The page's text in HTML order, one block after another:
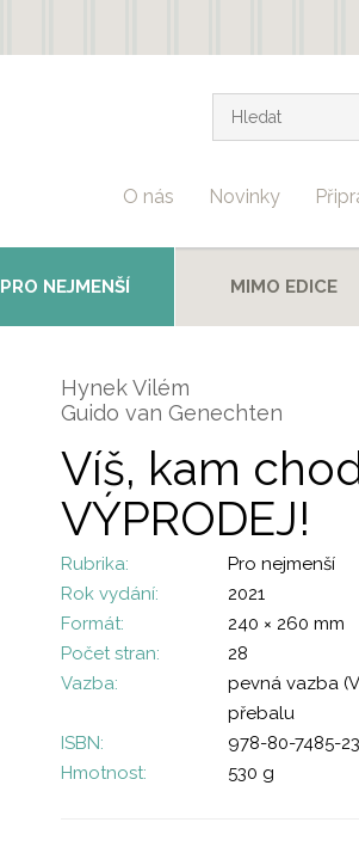
Vyhledávání
Hledat
O nás Novinky
PRO NEJMENŠÍ MIMO EDICE
Hynek Vilém
Guido van Genechten
Víš, kam
VÝPRODEJ!
Rubrika:
Pro nejmenší
Rok vydání:
2021
Formát:
240 × 260 mm
Počet stran:
28
Vazba:
pevná vazba
přebalu
ISBN:
978-80-7485-
Hmotnost:
530 g